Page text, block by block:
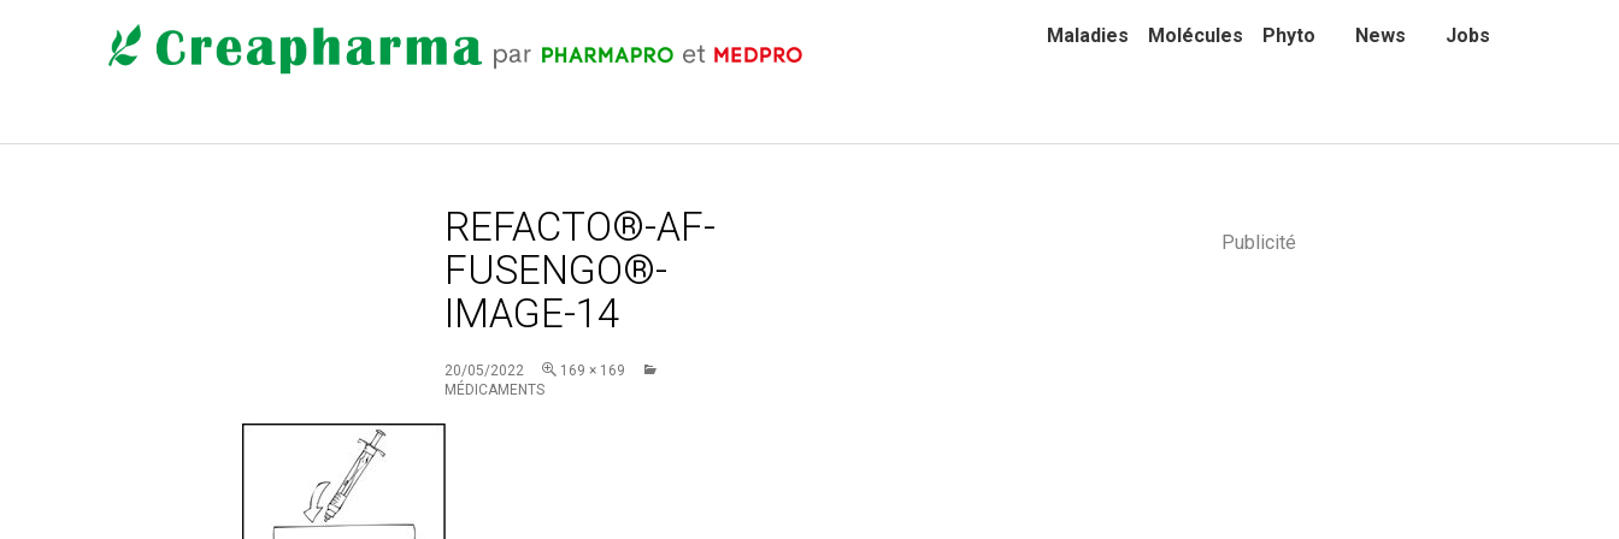
Maladies Molécules Phyto News Jobs
REFACTO®-AF-
FUSENGO®-
IMAGE-14
20/05/2022
169 × 169
MÉDICAMENTS
Publicité